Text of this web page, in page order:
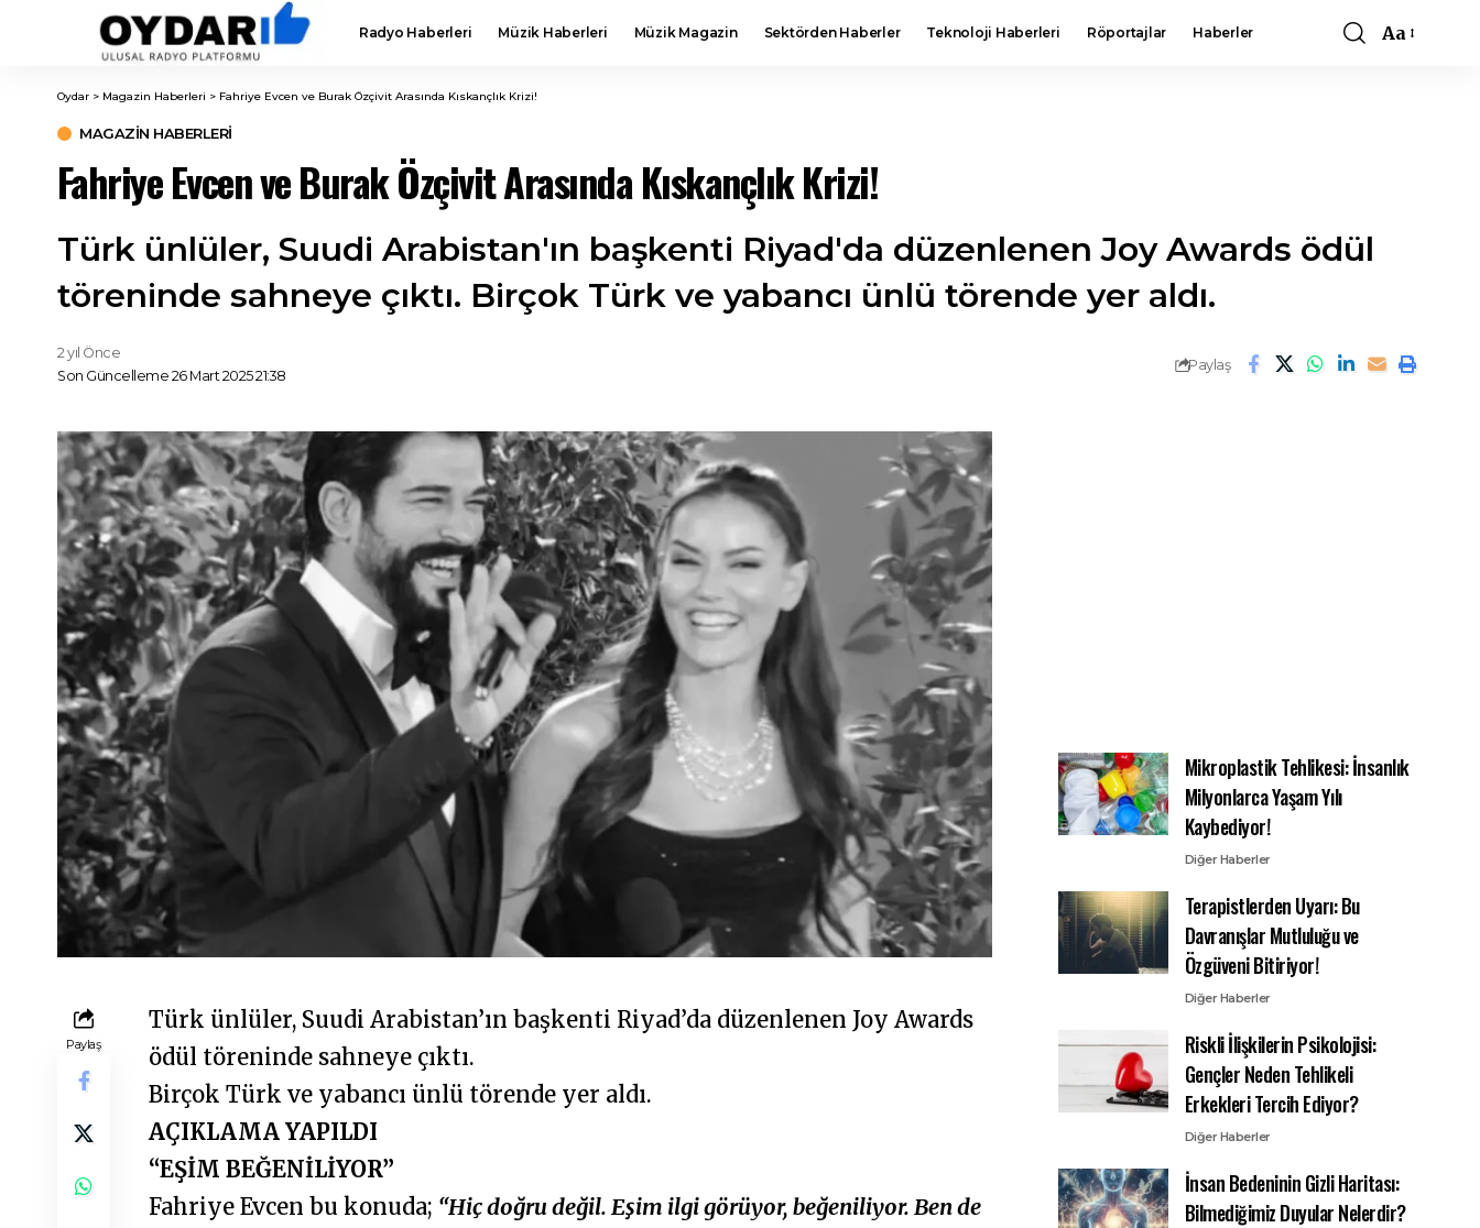
Radyo Haberleri Müzik Haberleri Müzik Magazin Sektörden Haberler Teknoloji Haberleri Röportajlar Haberler
Font
Aa
Oydar > Magazin Haberleri > Fahriye Evcen ve Burak Özçivit Arasında Kıskançlık Krizi!
MAGAZIN HABERLERI
Fahriye Evcen ve Burak Özçivit Arasında Kıskançlık Krizi!
Türk ünlüler, Suudi Arabistan'ın başkenti Riyad'da düzenlenen Joy Awards ödül
töreninde sahneye çıktı. Birçok Türk ve yabancı ünlü törende yer aldı.
Son Güncelleme 26 Mart 2025 21:38
2 yıl Önce
Paylaş
Paylaş
Türk ünlüler, Suudi Arabistan’ın başkenti Riyad’da düzenlenen Joy Awards
ödül töreninde sahneye çıktı.
Birçok Türk ve yabancı ünlü törende yer aldı.
AÇIKLAMA YAPILDI
“EŞİM BEĞENİLİYOR”
Fahriye Evcen bu konuda; “Hiç doğru değil. Eşim ilgi görüyor, beğeniliyor. Ben de
Mikroplastik Tehlikesi: İnsanlık
Milyonlarca Yaşam Yılı
Kaybediyor!
Diğer Haberler
Terapistlerden Uyarı: Bu
Davranışlar Mutluluğu ve
Özgüveni Bitiriyor!
Diğer Haberler
Riskli İlişkilerin Psikolojisi:
Gençler Neden Tehlikeli
Erkekleri Tercih Ediyor?
Diğer Haberler
İnsan Bedeninin Gizli Haritası:
Bilmediğimiz Duyular Nelerdir?